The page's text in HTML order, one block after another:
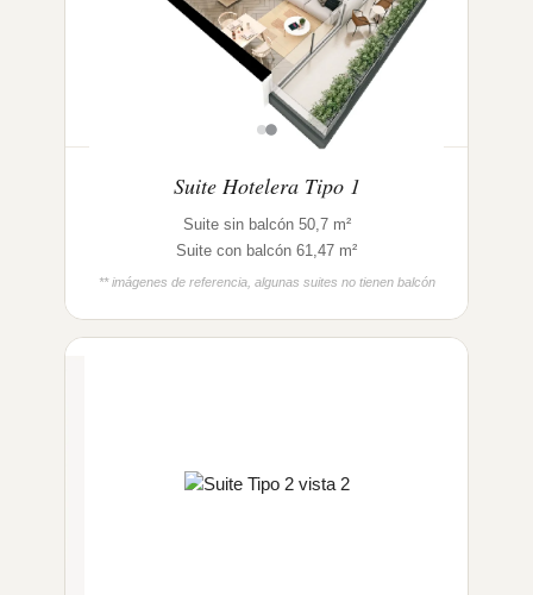
Suite Hotelera Tipo 1
Suite sin balcón 50,7 m²
Suite con balcón 61,47 m²
** imágenes de referencia, algunas suites no tienen balcón